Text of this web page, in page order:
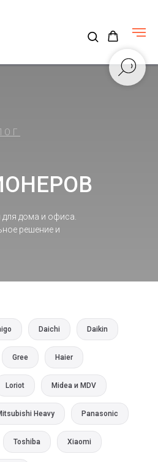
дома и офиса.
решение и
Daichi Daikin
Gree Haier
Loriot Midea и MDV
Heavy Panasonic
Toshiba Xiaomi